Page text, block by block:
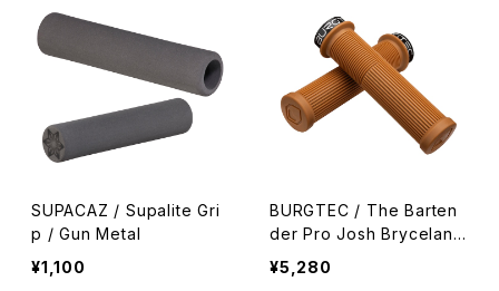
SUPACAZ / Supalite Gri
p / Gun Metal
¥1,100
BURGTEC / The Barten
der Pro Josh Bryceland
Signature Edition Grip /
Gum
¥5,280